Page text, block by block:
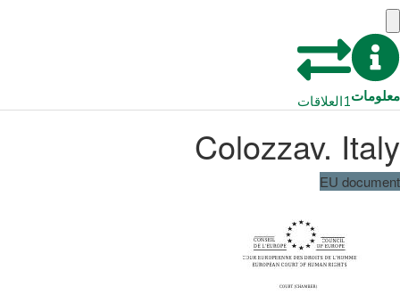
معلومات1العلاقات
Colozzav. Italy
EU document